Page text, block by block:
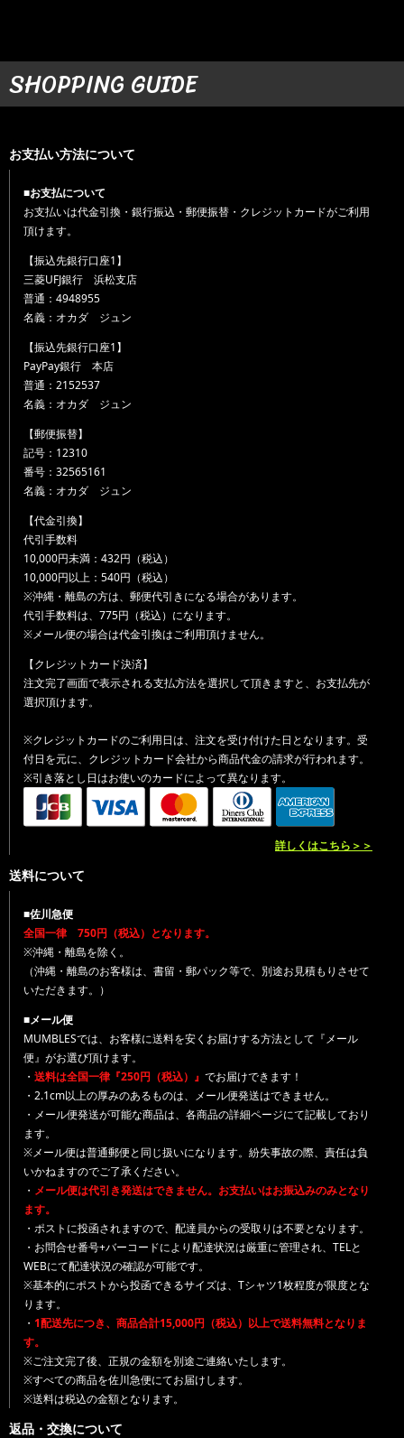
SHOPPING GUIDE
お支払い方法について
■お支払について
お支払いは代金引換・銀行振込・郵便振替・クレジットカードがご利用
頂けます。
【振込先銀行口座1】
三菱UFJ銀行 浜松支店
普通：4948955
名義：オカダ ジュン
【振込先銀行口座1】
PayPay銀行 本店
普通：2152537
名義：オカダ ジュン
【郵便振替】
記号：12310
番号：32565161
名義：オカダ ジュン
【代金引換】
代引手数料
10,000円未満：432円（税込）
10,000円以上：540円（税込）
※沖縄・離島の方は、郵便代引きになる場合があります。
代引手数料は、775円（税込）になります。
※メール便の場合は代金引換はご利用頂けません。
【クレジットカード決済】
注文完了画面で表示される支払方法を選択して頂きますと、お支払先が
選択頂けます。
※クレジットカードのご利用日は、注文を受け付けた日となります。受
付日を元に、クレジットカード会社から商品代金の請求が行われます。
※引き落とし日はお使いのカードによって異なります。
詳しくはこちら＞＞
送料について
■佐川急便
全国一律 750円（税込）となります。
※沖縄・離島を除く。
（沖縄・離島のお客様は、書留・郵パック等で、別途お見積もりさせて
いただきます。）
■メール便
MUMBLESでは、お客様に送料を安くお届けする方法として『メール
便』がお選び頂けます。
・ 送料は全国一律『250円（税込）』 でお届けできます！
・2.1cm以上の厚みのあるものは、メール便発送はできません。
・メール便発送が可能な商品は、各商品の詳細ページにて記載しており
ます。
※メール便は普通郵便と同じ扱いになります。紛失事故の際、責任は負
いかねますのでご了承ください。
・ メール便は代引き発送はできません。お支払いはお振込みのみとなり
ます。
・ポストに投函されますので、配達員からの受取りは不要となります。
・お問合せ番号+バーコードにより配達状況は厳重に管理され、TELと
WEBにて配達状況の確認が可能です。
※基本的にポストから投函できるサイズは、Tシャツ1枚程度が限度とな
ります。
・ 1配送先につき、商品合計15,000円（税込）以上で送料無料となりま
す。
※ご注文完了後、正規の金額を別途ご連絡いたします。
※すべての商品を佐川急便にてお届けします。
※送料は税込の金額となります。
返品・交換について